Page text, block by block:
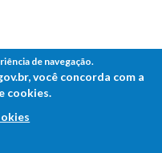
à Informação
de navegação.
você concorda com a
cookies.